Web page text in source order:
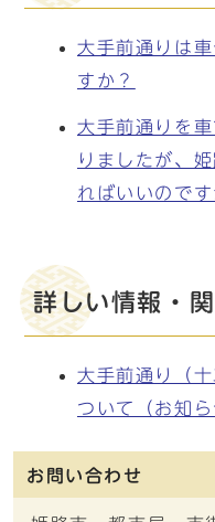
大手前通りは
すか？
大手前通りを
りましたが、
ればいいのです
詳しい情報・
大手前通り（
ついて（お知ら
お問い合わせ